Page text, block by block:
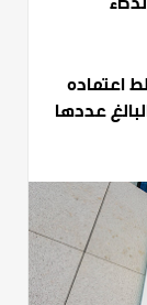
المخطط اعتماده
عددها